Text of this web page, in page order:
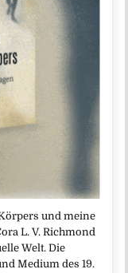
und meine
L. V. Richmond
Welt. Die
Medium des 19.